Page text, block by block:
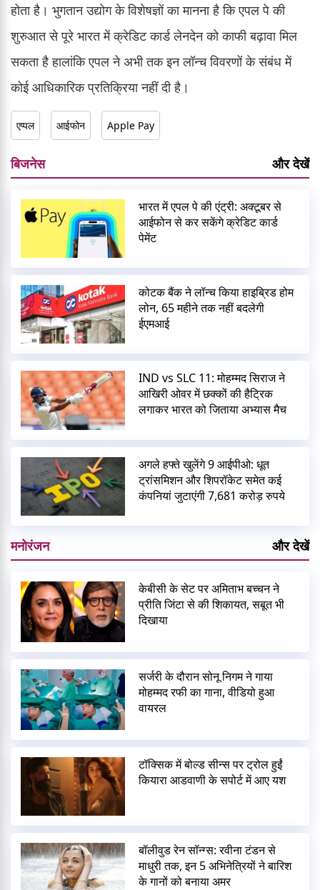
होता है। भुगतान उद्योग के विशेषज्ञों का मानना है कि एपल पे की
शुरुआत से पूरे भारत में क्रेडिट कार्ड लेनदेन को काफी बढ़ावा मिल
सकता है हालांकि एपल ने अभी तक इन लॉन्च विवरणों के संबंध में
कोई आधिकारिक प्रतिक्रिया नहीं दी है।
एप्पल आईफोन Apple Pay
बिजनेस और देखें
भारत में एपल पे की एंट्री: अक्टूबर से
आईफोन से कर सकेंगे क्रेडिट कार्ड
पेमेंट
कोटक बैंक ने लॉन्च किया हाइब्रिड होम
लोन, 65 महीने तक नहीं बदलेगी
ईएमआई
IND vs SLC 11: मोहम्मद सिराज ने
आखिरी ओवर में छक्कों की हैट्रिक
लगाकर भारत को जिताया अभ्यास मैच
अगले हफ्ते खुलेंगे 9 आईपीओ: धूत
ट्रांसमिशन और शिपरॉकेट समेत कई
कंपनियां जुटाएंगी 7,681 करोड़ रुपये
मनोरंजन और देखें
केबीसी के सेट पर अमिताभ बच्चन ने
प्रीति जिंटा से की शिकायत, सबूत भी
दिखाया
सर्जरी के दौरान सोनू निगम ने गाया
मोहम्मद रफी का गाना, वीडियो हुआ
वायरल
टॉक्सिक में बोल्ड सीन्स पर ट्रोल हुईं
कियारा आडवाणी के सपोर्ट में आए यश
बॉलीवुड रेन सॉन्ग्स: रवीना टंडन से
माधुरी तक, इन 5 अभिनेत्रियों ने बारिश
के गानों को बनाया अमर